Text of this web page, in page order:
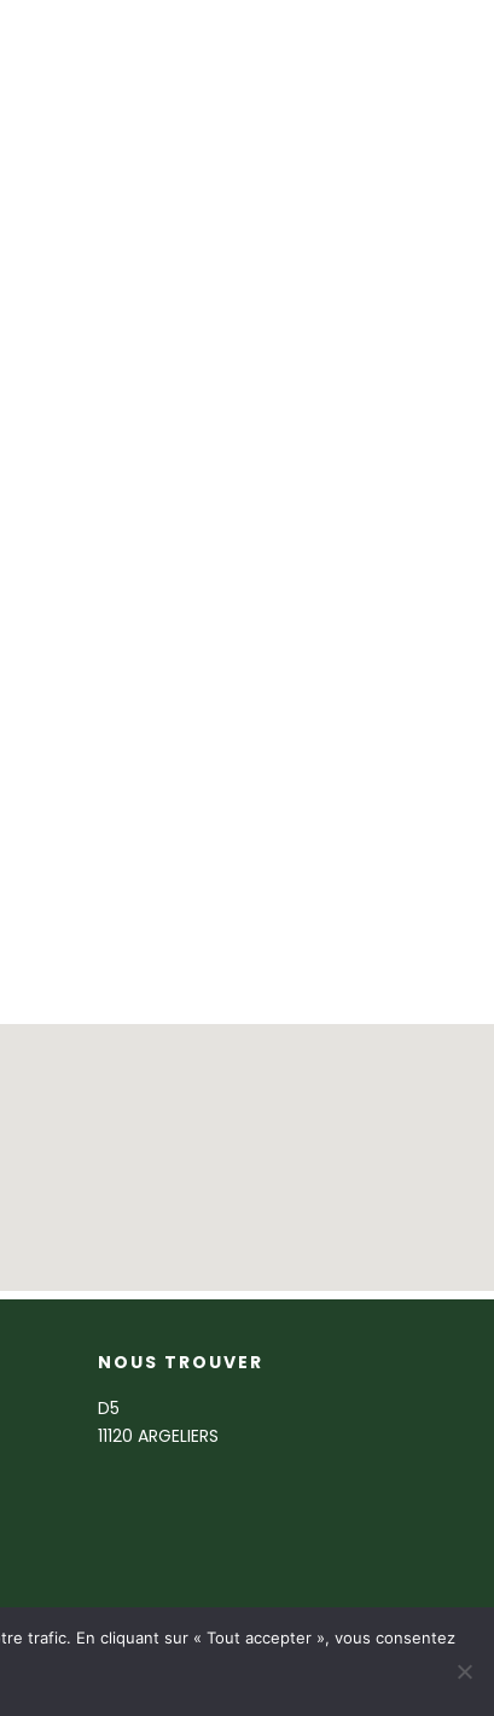
NOUS TROUVER
D5
11120 ARGELIERS
trafic. En cliquant sur « Tout accepter », vous consentez